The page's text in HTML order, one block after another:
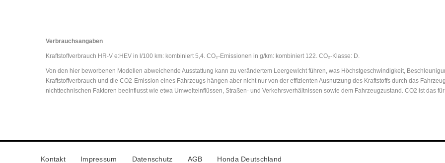
Verbrauchsangaben
Kraftstoffverbrauch HR-V e:HEV in l/100 km: kombiniert 5,4. CO₂-Emissionen in g/km: kombiniert 122. CO₂-Klasse: D.
Von den hier beworbenen Modellen abweichende Ausstattung kann zu verändertem Leergewicht führen, was Höchstgeschwindigkeit,
Kraftstoffverbrauch und die CO2-Emission eines Fahrzeugs hängen aber nicht nur von der effizienten Ausnutzung des Kraftstoffs durch das
nichttechnischen Faktoren beeinflusst wie etwa Umwelteinflüssen, Straßen- und Verkehrsverhältnissen sowie dem Fahrzeugzustand. CO2 ist das
Kontakt Impressum Datenschutz AGB Honda Deutschland